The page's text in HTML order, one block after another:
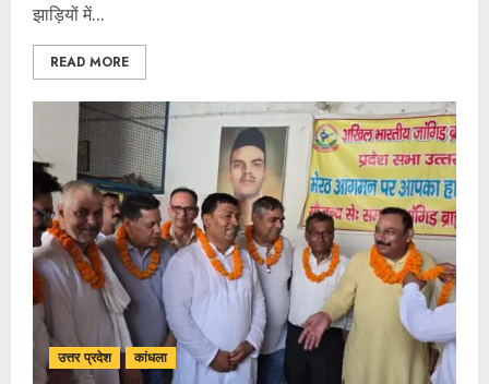
झाड़ियों में...
READ MORE
उत्तर प्रदेश कांधला